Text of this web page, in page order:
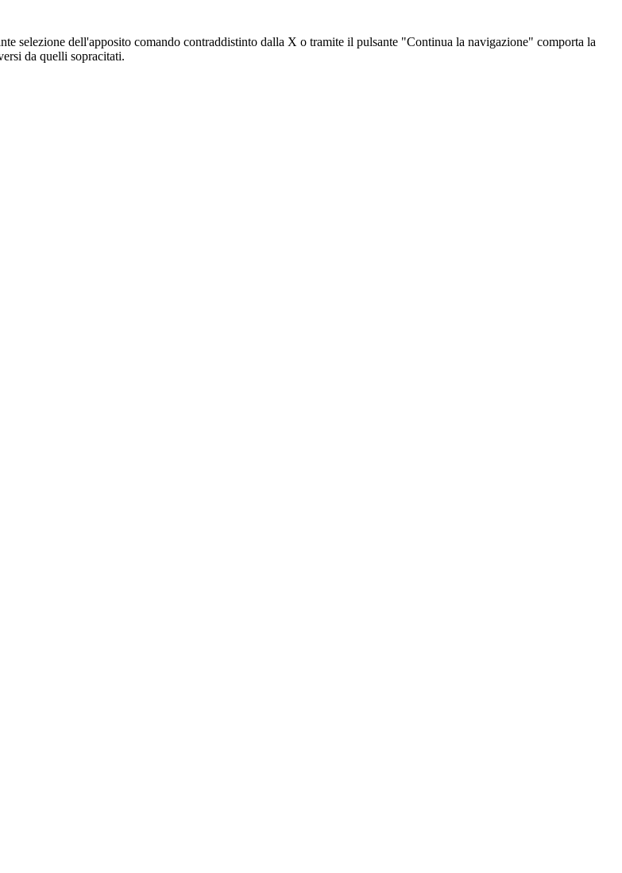
selezione dell'apposito comando contraddistinto dalla X o tramite il pulsante "Continua la navigazione" comporta la
da quelli sopracitati.